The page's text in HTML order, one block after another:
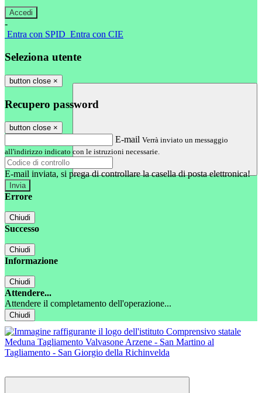
-
Entra con SPID Entra con CIE
Seleziona utente
button close ×
Recupero password
button close ×
E-mail Verrà inviato un messaggio
all'indirizzo indicato con le istruzioni necessarie.
E-mail inviata, si prega di controllare la casella di posta elettronica!
Errore
Chiudi
Successo
Chiudi
Informazione
Chiudi
Attendere...
Attendere il completamento dell'operazione...
Chiudi